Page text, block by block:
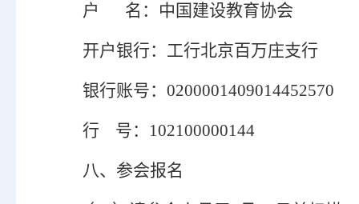
户 名：中国建设教育协会
开户银行：工行北京百万庄支行
银行账号： 0200001409014452570
行 号： 102100000144
八、参会报名